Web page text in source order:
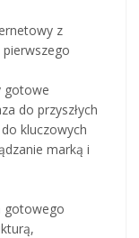
z
gotowe
do przyszłych
kluczowych
marką i
gotowego